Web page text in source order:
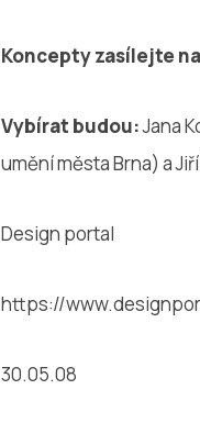
Koncepty zasílejte
Vybírat budou:Jana
umění města Brna) a
Design portal
https://
30.05.08